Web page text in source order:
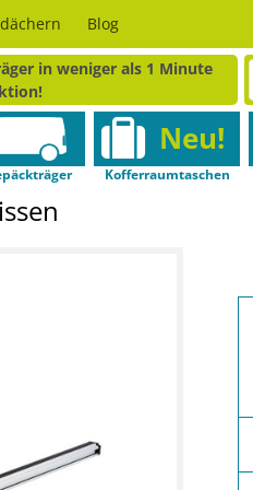
Blog
in weniger als 1 Minute
Neu!
Kofferraumtaschen